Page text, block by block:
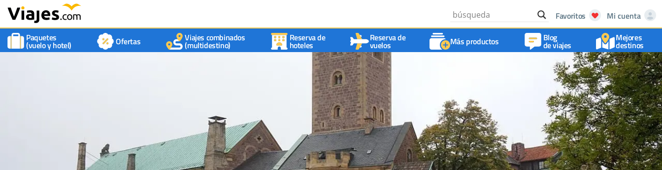
Favoritos
Mi cuenta
Paquetes
(vuelo y hotel) Ofertas Viajes combinados
(multidestino)
Reserva de
hoteles
Reserva de
vuelos Más productos Blog
de viajes
Mejores
destinos